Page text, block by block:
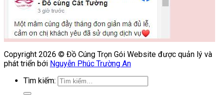
Copyright 2026 © Đồ Cúng Trọn Gói Website được quản lý và
phát triển bới Nguyễn Phúc Trường An
Tìm kiếm: